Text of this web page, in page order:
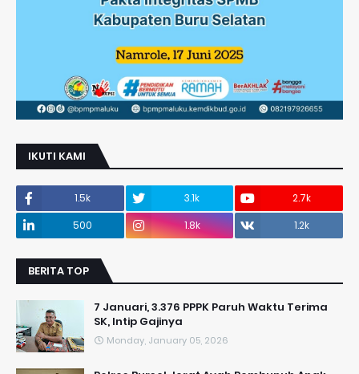
IKUTI KAMI
1.5k 3.1k
2.7k
500
1.8k 1.2k
BERITA TOP
7 Januari, 3.376 PPPK Paruh Waktu Terima
SK, Intip Gajinya
Monday, January 05, 2026